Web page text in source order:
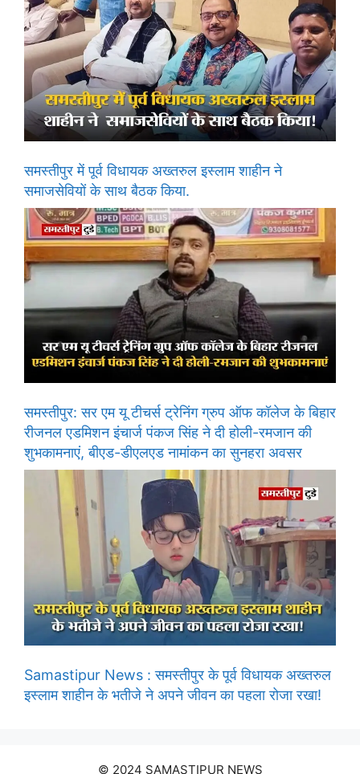
समस्तीपुर में पूर्व विधायक अख्तरुल इस्लाम शाहीन ने
समाजसेवियों के साथ बैठक किया.
समस्तीपुर: सर एम यू टीचर्स ट्रेनिंग ग्रुप ऑफ कॉलेज के बिहार
रीजनल एडमिशन इंचार्ज पंकज सिंह ने दी होली-रमजान की
शुभकामनाएं, बीएड-डीएलएड नामांकन का सुनहरा अवसर
Samastipur News : समस्तीपुर के पूर्व विधायक अख्तरुल
इस्लाम शाहीन के भतीजे ने अपने जीवन का पहला रोजा रखा!
© 2024 SAMASTIPUR NEWS